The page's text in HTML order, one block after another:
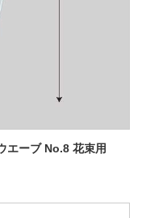
エーブ No.8 花束用